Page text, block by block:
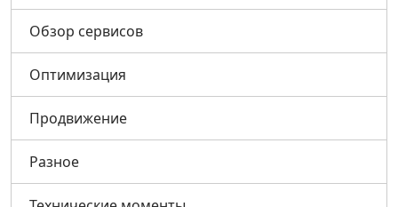
Обзор сервисов
Оптимизация
Продвижение
Разное